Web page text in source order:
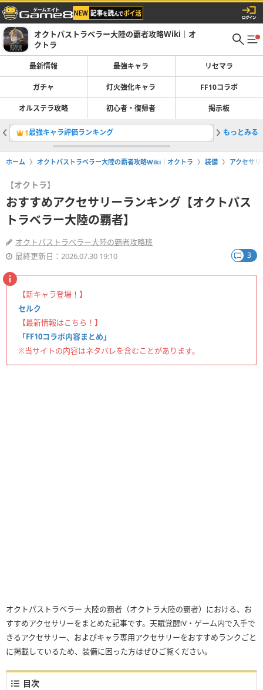
オクトパストラベラー大陸の覇者攻略Wiki｜オ
クトラ
最新情報 最強キャラ リセマラ
ガチャ 灯火強化キャラ FF10コラボ
オルステラ攻略 初心者・復帰者 掲示板
1最強キャラ評価ランキング 2フィオ
もっとみる
ホーム オクトパストラベラー大陸の覇者攻略Wiki｜オクトラ 装備 アクセサリ
【オクトラ】
おすすめアクセサリーランキング【オクトパス
トラベラー大陸の覇者】
オクトパストラベラー大陸の覇者攻略班
最終更新日：2026.07.30 19:10
3
【新キャラ登場！】
セルク
【最新情報はこちら！】
「FF10コラボ内容まとめ」
※当サイトの内容はネタバレを含むことがあります。
オクトパストラベラー 大陸の覇者（オクトラ大陸の覇者）における、お
すすめアクセサリーをまとめた記事です。天賦覚醒Ⅳ・ゲーム内で入手で
きるアクセサリー、およびキャラ専用アクセサリーをおすすめランクごと
に掲載しているため、装備に困った方はぜひご覧ください。
目次